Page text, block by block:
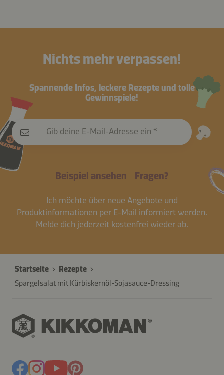
Nichts mehr verpassen!
Spannende Infos, leckere Rezepte und tolle
Gewinnspiele!
Gib deine E-Mail-Adresse ein
Beispiel ansehen Fragen?
Ich möchte über neue Angebote und
Produktinformationen per E-Mail informiert werden.
Melde dich jederzeit kostenfrei wieder ab.
Startseite
Rezepte
Spargelsalat mit Kürbiskernöl-Sojasauce-Dressing